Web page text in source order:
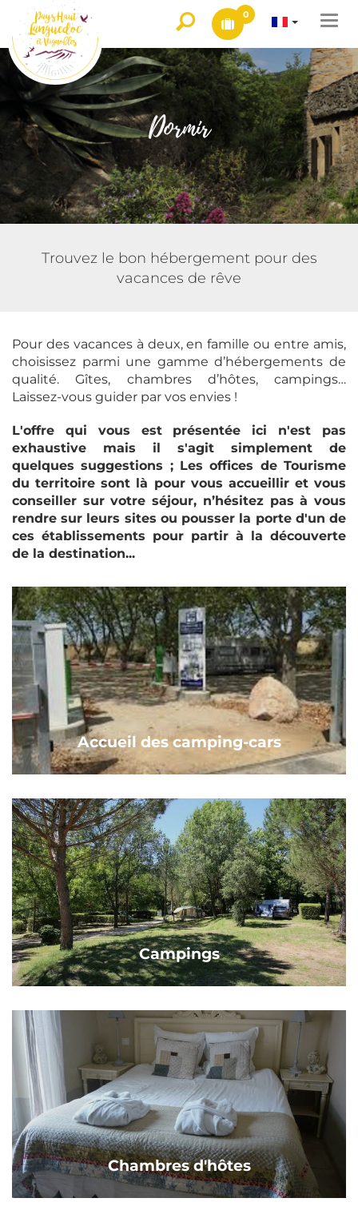
0
Dormir
Trouvez le bon hébergement pour des
vacances de rêve
Pour des vacances à deux, en famille ou entre amis,
choisissez parmi une gamme d’hébergements de
qualité. Gîtes, chambres d’hôtes, campings…
Laissez-vous guider par vos envies !
L'offre qui vous est présentée ici n'est pas
exhaustive mais il s'agit simplement de
quelques suggestions ; Les offices de Tourisme
du territoire sont là pour vous accueillir et vous
conseiller sur votre séjour, n’hésitez pas à vous
rendre sur leurs sites ou pousser la porte d'un de
ces établissements pour partir à la découverte
de la destination...
Accueil des camping-cars
Campings
Chambres d'hôtes